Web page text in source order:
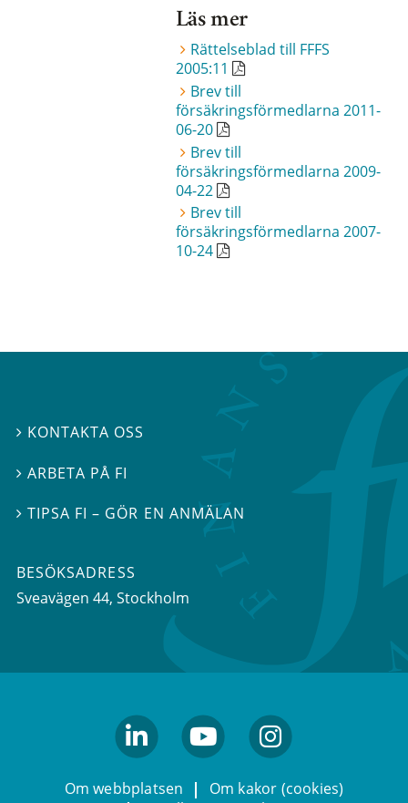
Läs mer
Rättelseblad till FFFS
2005:11
Brev till
försäkringsförmedlarna 2011-
06-20
Brev till
försäkringsförmedlarna 2009-
04-22
Brev till
försäkringsförmedlarna 2007-
10-24
 KONTAKTA OSS
 ARBETA PÅ FI
TIPSA FI – GÖR EN ANMÄLAN
BESÖKSADRESS
Sveavägen 44, Stockholm
Om webbplatsen
Om kakor (cookies)